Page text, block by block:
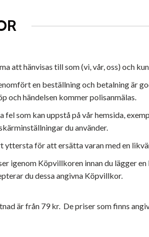
att hänvisas till som (vi, vår, oss) och
en beställning och betalning är
och händelsen kommer polisanmälas.
som kan uppstå på vår hemsida,
du använder.
yttersta för att ersätta varan med en
igenom Köpvillkoren innan du lägger
du dessa angivna Köpvillkor.
är från 79 kr. De priser som finns